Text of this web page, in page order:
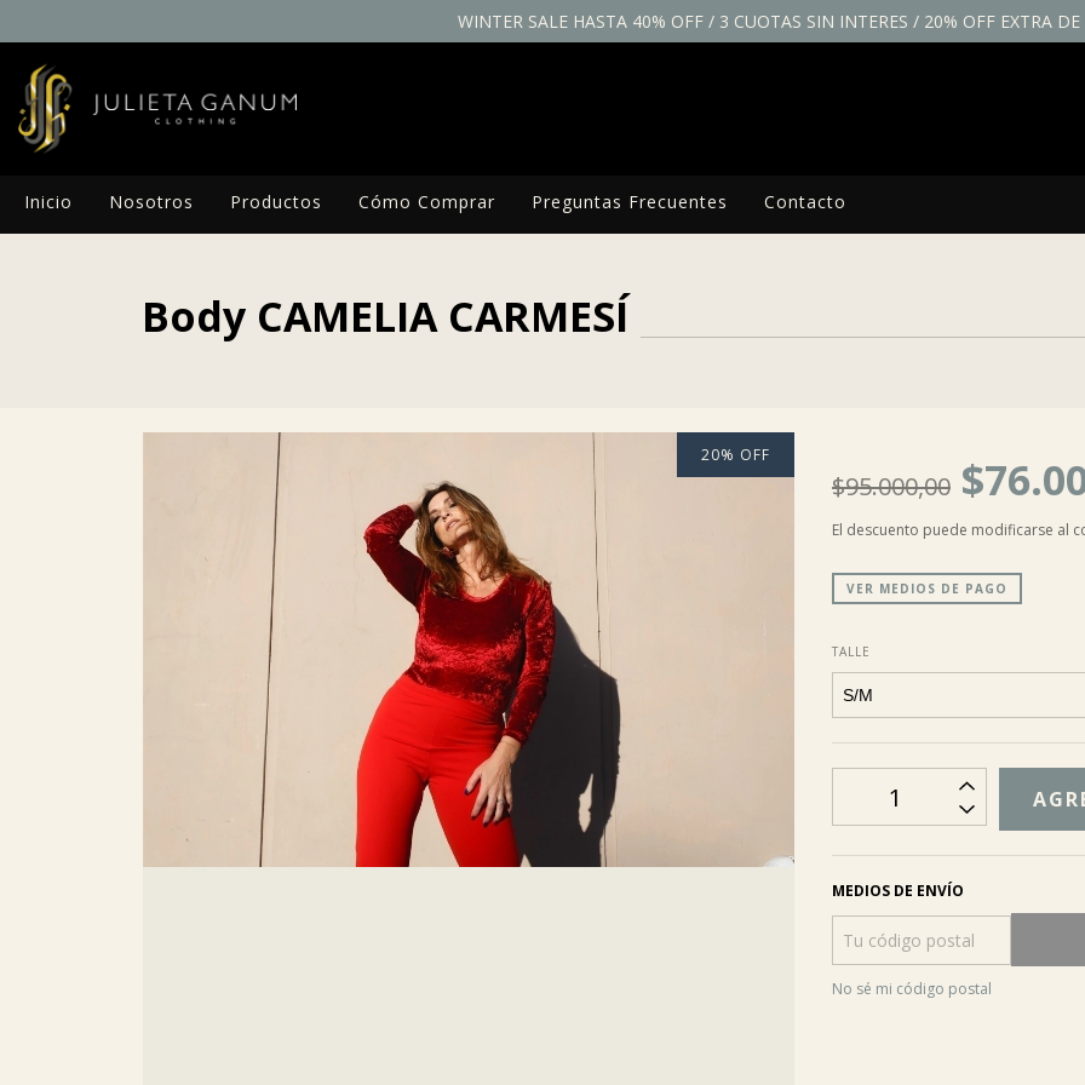
WINTER SALE HASTA 40% OFF / 3 CUOTAS SIN INTERES / 20% OFF EXTRA
Inicio Nosotros Productos Cómo Comprar Preguntas Frecuentes Contacto
Body CAMELIA CARMESÍ
20% OFF
$95.000,00
El descuento puede modificarse al
VER MEDIOS DE PAGO
TALLE
MEDIOS DE ENVÍO
No sé mi código postal